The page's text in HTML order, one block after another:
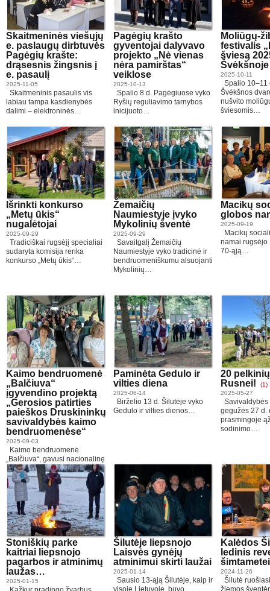
Skaitmeninės viešųjų
e. paslaugų dirbtuvės
Pagėgių krašte:
drąsesnis žingsnis į
e. pasaulį
2025-11-05
Skaitmeninis pasaulis vis
labiau tampa kasdienybės
dalimi – elektroninės…
Pagėgių krašto
gyventojai dalyvavo
projekto „Nė vienas
nėra pamirštas“
veiklose
2025-10-13
Spalio 8 d. Pagėgiuose vyko
Ryšių reguliavimo tarnybos
inicijuoto…
Moliūgų-
festivalis
šviesą
Švėkšnoje
2025-10-11
Spalio 10–11
Švėkšnos
nušvito
šviesomis…
Išrinkti konkurso
„Metų ūkis“
nugalėtojai
2025-09-29
Tradiciškai rugsėjį specialiai
sudaryta komisija renka
konkurso „Metų ūkis“…
Žemaičių
Naumiestyje įvyko
Mykolinių šventė
2025-09-29
Savaitgalį Žemaičių
Naumiestyje vyko tradicinė ir
bendruomeniškumu alsuojanti
Mykolinių…
Macikų
globos
2025-09-19
Macikų
namai rugsėjo
70-ąją…
Kaimo bendruomenė
„Balčiuva“
įgyvendino projektą
„Gerosios patirties
paieškos Druskininkų
savivaldybės kaimo
bendruomenėse“
2025-09-03
Kaimo bendruomenė
„Balčiuva“, gavusi nacionalinę
paramą, įgyvendino projektą
Nr.…
Paminėta Gedulo ir
vilties diena
2025-06-14
Birželio 13 d. Šilutėje vyko
Gedulo ir vilties dienos…
20
Rusnei!
(1)
2025-05-27
Savivaldybės
gegužės 27 d.
prasmingoje
sodinimo…
Stoniškių parke
kaitriai liepsnojo
pagarbos ir atminimų
laužas…
2025-01-15
Šilutėje liepsnojo
Laisvės gynėjų
atminimui skirti laužai
2025-01-14
Sausio 13-ąją Šilutėje, kaip ir
visoje Lietuvoje, buvo
Kalėdos
ledinis
2024-11-26
Šilutė
žiemos